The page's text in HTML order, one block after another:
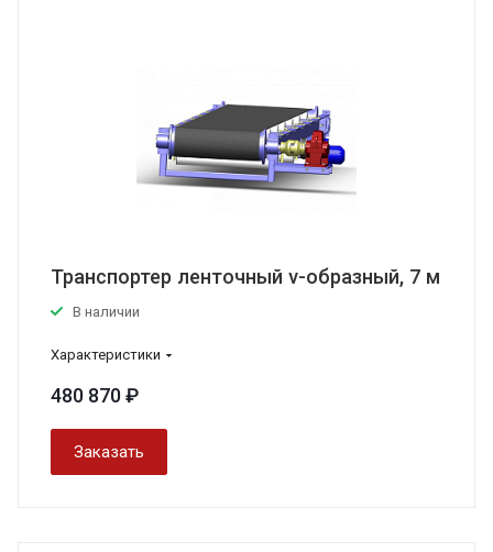
Транспортер ленточный v-образный, 7 м
В наличии
Характеристики
480 870 ₽
Заказать